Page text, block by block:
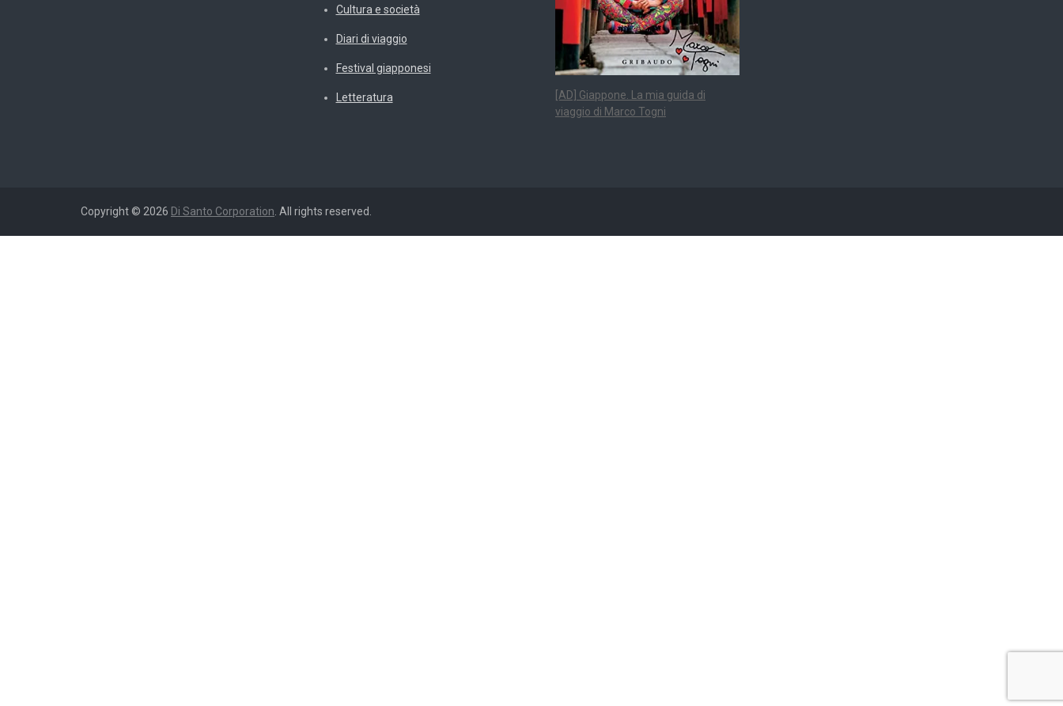
Cultura e società
Diari di viaggio
Festival giapponesi
Letteratura
[AD] Giappone. La mia guida di
viaggio di Marco Togni
Copyright © 2026 Di Santo Corporation . All rights reserved.